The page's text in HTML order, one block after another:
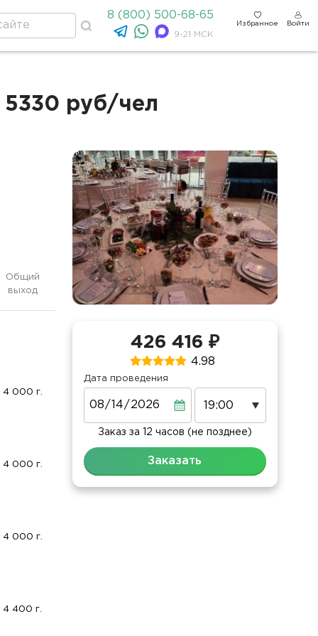
8 (800) 500-68-65
9-21 МСК
Избранное Войти
5330 руб/чел
Общий
выход
4 000 г.
4 000 г.
4 000 г.
4 400 г.
426 416 ₽
4.98
Дата проведения
Заказ за 12 часов (не позднее)
Заказать